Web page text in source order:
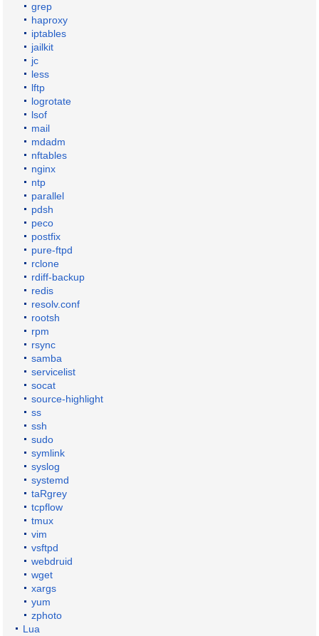
grep
haproxy
iptables
jailkit
jc
less
lftp
logrotate
lsof
mail
mdadm
nftables
nginx
ntp
parallel
pdsh
peco
postfix
pure-ftpd
rclone
rdiff-backup
redis
resolv.conf
rootsh
rpm
rsync
samba
servicelist
socat
source-highlight
ss
ssh
sudo
symlink
syslog
systemd
taRgrey
tcpflow
tmux
vim
vsftpd
webdruid
wget
xargs
yum
zphoto
Lua